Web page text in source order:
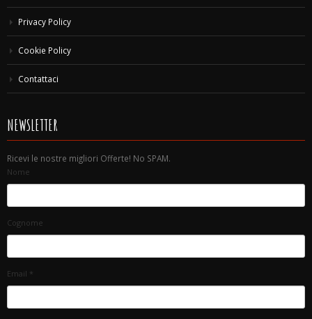
Privacy Policy
Cookie Policy
Contattaci
NEWSLETTER
Ricevi le nostre migliori Offerte! No SPAM.
Nome
Cognome
Email *